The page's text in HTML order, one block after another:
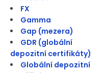
FX
Gamma
Gap (mezera)
GDR (globální
depozitní certifikáty)
Globální depozitní